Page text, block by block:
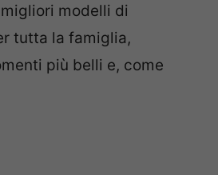
modelli di
tutta la famiglia,
più belli e, come